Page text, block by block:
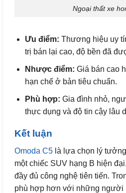
Ngoại thất xe
Ưu điểm: Thương hiệu uy
trị bán lại cao, độ bền đã
Nhược điểm: Giá bán cao
hạn chế ở bản tiêu chuẩn.
Phù hợp: Gia đình nhỏ,
thực dụng và độ tin cậy lâu
Kết luận
Omoda C5 là lựa chọn lý
một chiếc SUV hạng B hiện
đầy đủ công nghệ tiên tiến.
phù hợp hơn với những người